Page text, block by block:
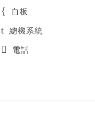
白板
總機系統
電話